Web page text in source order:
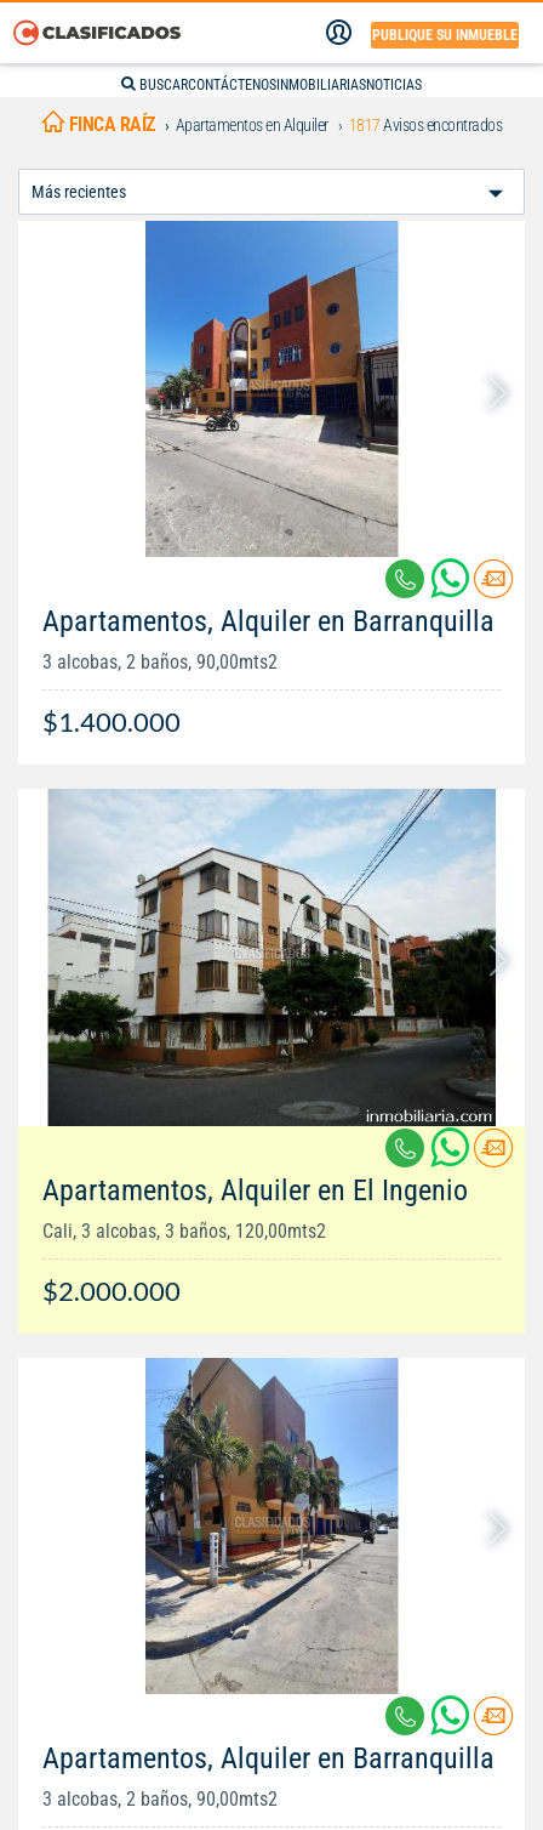
PUBLIQUE SU INMUEBLE
BUSCARCONTÁCTENOS INMOBILIARIASNOTICIAS
FINCA RAÍZ Apartamentos en Alquiler 1817Avisos encontrados
Apartamentos, Alquiler en Barranquilla
3 alcobas, 2 baños, 90,00mts2
$1.400.000
Apartamentos, Alquiler en El Ingenio
Cali, 3 alcobas, 3 baños, 120,00mts2
$2.000.000
Apartamentos, Alquiler en Barranquilla
3 alcobas, 2 baños, 90,00mts2